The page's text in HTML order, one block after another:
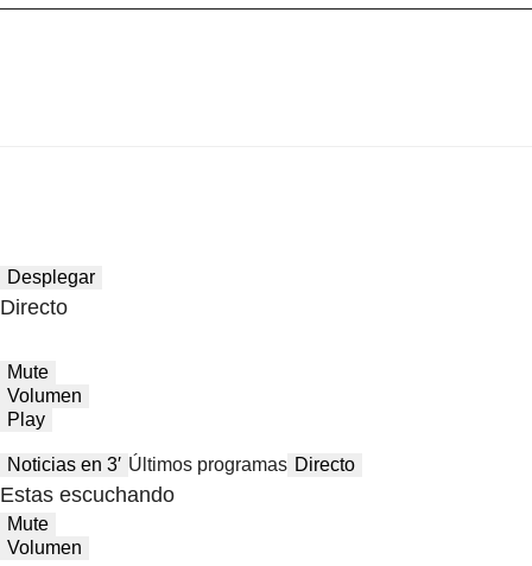
Desplegar
Directo
Mute
Volumen
Play
Noticias en 3′ Últimos programas Directo
Estas escuchando
Mute
Volumen